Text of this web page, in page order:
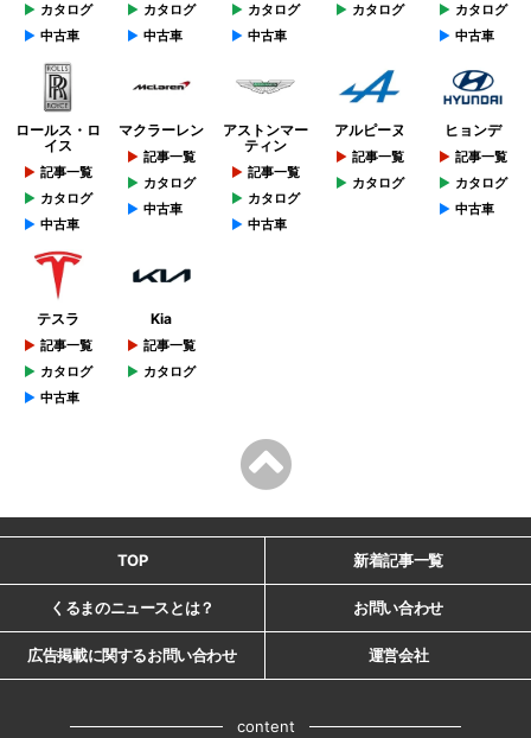
カタログ
中古車
カタログ
中古車
カタログ
中古車
カタログ
カタログ
中古車
ロールス・ロ
イス
記事一覧
カタログ
中古車
マクラーレン
記事一覧
カタログ
中古車
アストンマー
ティン
記事一覧
カタログ
中古車
アルピーヌ
記事一覧
カタログ
ヒョンデ
記事一覧
カタログ
中古車
テスラ
記事一覧
カタログ
中古車
Kia
記事一覧
カタログ
TOP 新着記事一覧
くるまのニュースとは？ お問い合わせ
広告掲載に関するお問い合わせ 運営会社
content